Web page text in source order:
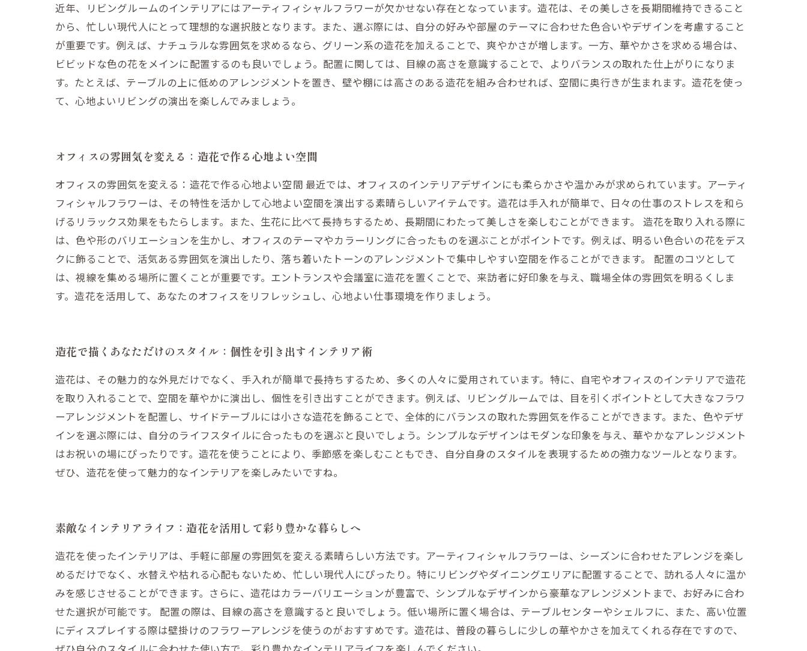
近年、リビングルームのインテリアにはアーティフィシャルフラワーが欠かせない存在となっています。造花は、その美しさを長期間維持できること
から、忙しい現代人にとって理想的な選択肢となります。また、選ぶ際には、自分の好みや部屋のテーマに合わせた色合いやデザインを考慮すること
が重要です。例えば、ナチュラルな雰囲気を求めるなら、グリーン系の造花を加えることで、爽やかさが増します。一方、華やかさを求める場合は、
ビビッドな色の花をメインに配置するのも良いでしょう。配置に関しては、目線の高さを意識することで、よりバランスの取れた仕上がりになりま
す。たとえば、テーブルの上に低めのアレンジメントを置き、壁や棚には高さのある造花を組み合わせれば、空間に奥行きが生まれます。造花を使っ
て、心地よいリビングの演出を楽しんでみましょう。
オフィスの雰囲気を変える：造花で作る心地よい空間
オフィスの雰囲気を変える：造花で作る心地よい空間 最近では、オフィスのインテリアデザインにも柔らかさや温かみが求められています。アーティ
フィシャルフラワーは、その特性を活かして心地よい空間を演出する素晴らしいアイテムです。造花は手入れが簡単で、日々の仕事のストレスを和ら
げるリラックス効果をもたらします。また、生花に比べて長持ちするため、長期間にわたって美しさを楽しむことができます。 造花を取り入れる際に
は、色や形のバリエーションを生かし、オフィスのテーマやカラーリングに合ったものを選ぶことがポイントです。例えば、明るい色合いの花をデス
クに飾ることで、活気ある雰囲気を演出したり、落ち着いたトーンのアレンジメントで集中しやすい空間を作ることができます。 配置のコツとして
は、視線を集める場所に置くことが重要です。エントランスや会議室に造花を置くことで、来訪者に好印象を与え、職場全体の雰囲気を明るくしま
す。造花を活用して、あなたのオフィスをリフレッシュし、心地よい仕事環境を作りましょう。
造花で描くあなただけのスタイル：個性を引き出すインテリア術
造花は、その魅力的な外見だけでなく、手入れが簡単で長持ちするため、多くの人々に愛用されています。特に、自宅やオフィスのインテリアで造花
を取り入れることで、空間を華やかに演出し、個性を引き出すことができます。例えば、リビングルームでは、目を引くポイントとして大きなフラワ
ーアレンジメントを配置し、サイドテーブルには小さな造花を飾ることで、全体的にバランスの取れた雰囲気を作ることができます。また、色やデザ
インを選ぶ際には、自分のライフスタイルに合ったものを選ぶと良いでしょう。シンプルなデザインはモダンな印象を与え、華やかなアレンジメント
はお祝いの場にぴったりです。造花を使うことにより、季節感を楽しむこともでき、自分自身のスタイルを表現するための強力なツールとなります。
ぜひ、造花を使って魅力的なインテリアを楽しみたいですね。
素敵なインテリアライフ：造花を活用して彩り豊かな暮らしへ
造花を使ったインテリアは、手軽に部屋の雰囲気を変える素晴らしい方法です。アーティフィシャルフラワーは、シーズンに合わせたアレンジを楽し
めるだけでなく、水替えや枯れる心配もないため、忙しい現代人にぴったり。特にリビングやダイニングエリアに配置することで、訪れる人々に温か
みを感じさせることができます。さらに、造花はカラーバリエーションが豊富で、シンプルなデザインから豪華なアレンジメントまで、お好みに合わ
せた選択が可能です。 配置の際は、目線の高さを意識すると良いでしょう。低い場所に置く場合は、テーブルセンターやシェルフに、また、高い位置
にディスプレイする際は壁掛けのフラワーアレンジを使うのがおすすめです。造花は、普段の暮らしに少しの華やかさを加えてくれる存在ですので、